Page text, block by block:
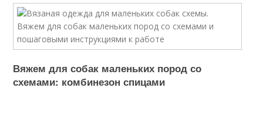
Вяжем для собак маленьких пород со
схемами: комбинезон спицами